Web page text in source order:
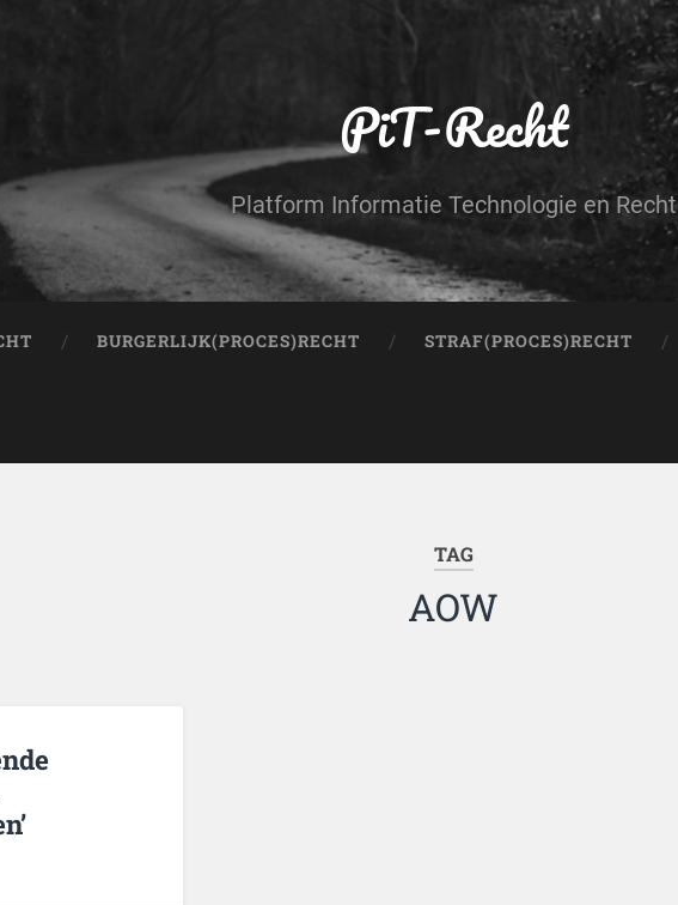
PiT-Recht
Platform Informatie Technologie en Recht
BURGERLIJK(PROCES)RECHT STRAF(PROCES)RECHT
TAG
AOW